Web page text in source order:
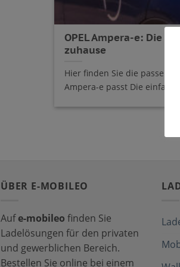
OPEL Ampera-e: Die
zuhause
Hier finden Sie die
Ampera-e passt Die
ÜBER E-MOBILEO
Aufe-mobileo finden Sie
Ladelösungen für den privaten
und gewerblichen Bereich.
Bestellen Sie online bei einem